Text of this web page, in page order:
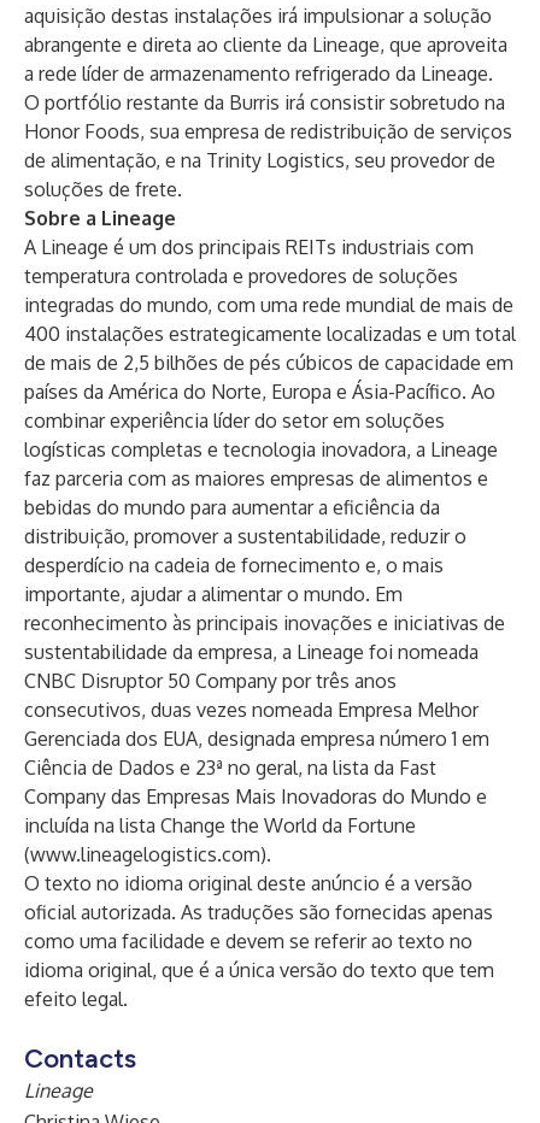
aquisição destas instalações irá impulsionar a solução
abrangente e direta ao cliente da Lineage, que aproveita
a rede líder de armazenamento refrigerado da Lineage.
O portfólio restante da Burris irá consistir sobretudo na
Honor Foods, sua empresa de redistribuição de serviços
de alimentação, e na Trinity Logistics, seu provedor de
soluções de frete.
Sobre a Lineage
A Lineage é um dos principais REITs industriais com
temperatura controlada e provedores de soluções
integradas do mundo, com uma rede mundial de mais de
400 instalações estrategicamente localizadas e um total
de mais de 2,5 bilhões de pés cúbicos de capacidade em
países da América do Norte, Europa e Ásia-Pacífico. Ao
combinar experiência líder do setor em soluções
logísticas completas e tecnologia inovadora, a Lineage
faz parceria com as maiores empresas de alimentos e
bebidas do mundo para aumentar a eficiência da
distribuição, promover a sustentabilidade, reduzir o
desperdício na cadeia de fornecimento e, o mais
importante, ajudar a alimentar o mundo. Em
reconhecimento às principais inovações e iniciativas de
sustentabilidade da empresa, a Lineage foi nomeada
CNBC Disruptor 50 Company por três anos
consecutivos, duas vezes nomeada Empresa Melhor
Gerenciada dos EUA, designada empresa número 1 em
Ciência de Dados e 23ª no geral, na lista da Fast
Company das Empresas Mais Inovadoras do Mundo e
incluída na lista Change the World da Fortune
(www.lineagelogistics.com).
O texto no idioma original deste anúncio é a versão
oficial autorizada. As traduções são fornecidas apenas
como uma facilidade e devem se referir ao texto no
idioma original, que é a única versão do texto que tem
efeito legal.
Contacts
Lineage